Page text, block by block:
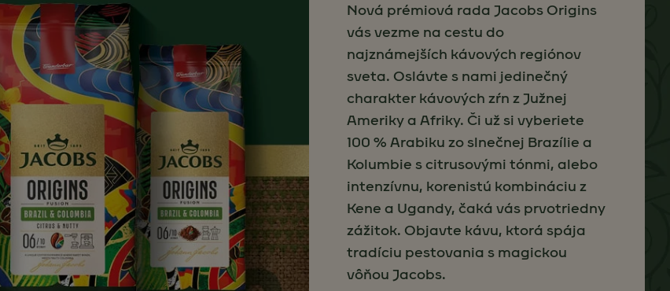
Nová prémiová rada Jacobs Origins
vás vezme na cestu do
najznámejších kávových regiónov
sveta. Oslávte s nami jedinečný
charakter kávových zŕn z Južnej
Ameriky a Afriky. Či už si vyberiete
100 % Arabiku zo slnečnej Brazílie a
Kolumbie s citrusovými tónmi, alebo
intenzívnu, korenistú kombináciu z
Kene a Ugandy, čaká vás prvotriedny
zážitok. Objavte kávu, ktorá spája
tradíciu pestovania s magickou
vôňou Jacobs.